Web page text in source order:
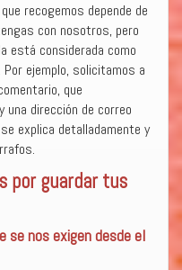
recogemos depende de
con nosotros, pero
está considerada como
ejemplo, solicitamos a
que
una dirección de correo
explica detalladamente y
por guardar tus
se nos exigen desde el